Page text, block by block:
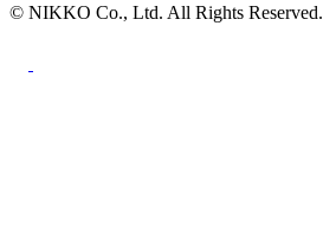
© NIKKO Co., Ltd. All Rights Reserved.